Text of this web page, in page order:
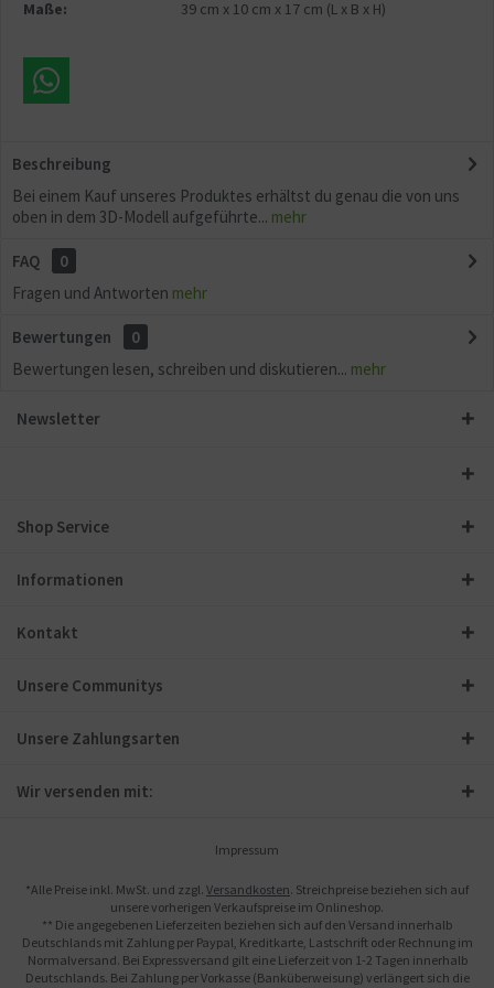
Maße:
39 cm x 10 cm x 17 cm (L x B x H)
Beschreibung
Bei einem Kauf unseres Produktes erhältst du genau die von uns
oben in dem 3D-Modell aufgeführte... mehr
FAQ
0
Fragen und Antworten mehr
Bewertungen
0
Bewertungen lesen, schreiben und diskutieren... mehr
Newsletter
Shop Service
Informationen
Kontakt
Unsere Communitys
Unsere Zahlungsarten
Wir versenden mit:
Impressum
*Alle Preise inkl. MwSt. und zzgl. Versandkosten. Streichpreise beziehen sich auf
unsere vorherigen Verkaufspreise im Onlineshop.
** Die angegebenen Lieferzeiten beziehen sich auf den Versand innerhalb
Deutschlands mit Zahlung per Paypal, Kreditkarte, Lastschrift oder Rechnung im
Normalversand. Bei Expressversand gilt eine Lieferzeit von 1-2 Tagen innerhalb
Deutschlands. Bei Zahlung per Vorkasse (Banküberweisung) verlängert sich die